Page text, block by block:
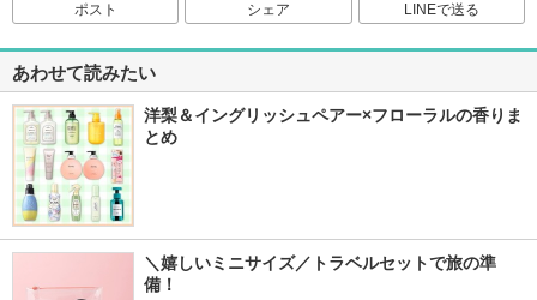
ポスト シェア LINEで送る
あわせて読みたい
洋梨＆イングリッシュペアー×フローラルの香りま
とめ
＼嬉しいミニサイズ／トラベルセットで旅の準
備！